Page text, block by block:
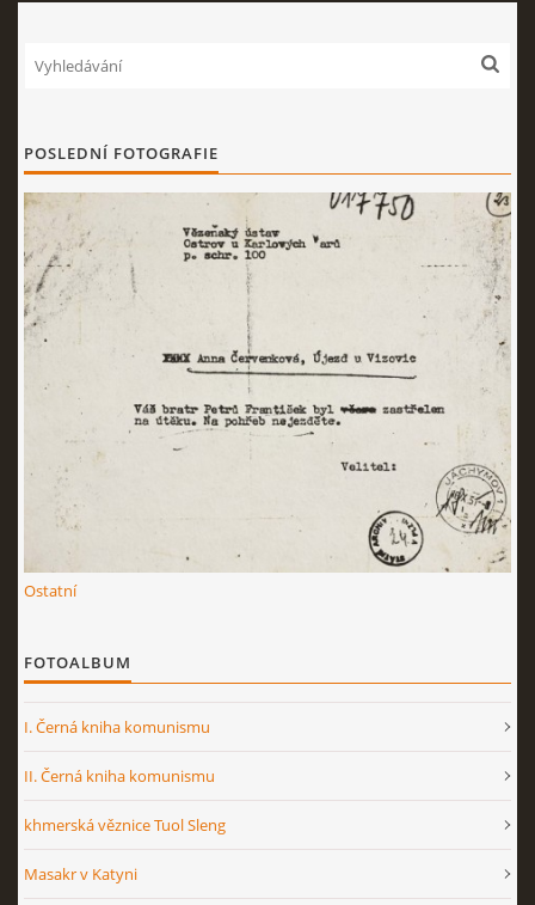
© 2026 eStránky.cz
POSLEDNÍ FOTOGRAFIE
Ostatní
FOTOALBUM
I. Černá kniha komunismu
II. Černá kniha komunismu
khmerská věznice Tuol Sleng
Masakr v Katyni